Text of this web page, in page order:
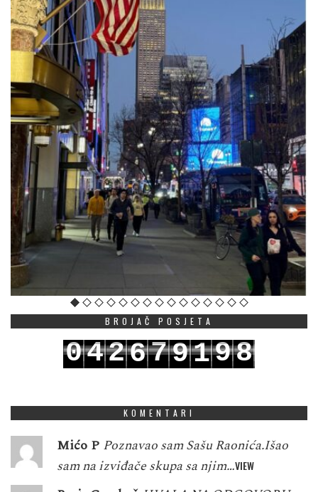
BROJAČ POSJETA
042679198
KOMENTARI
Mićo P Poznavao sam Sašu Raonića.Išao
sam na izviđače skupa sa njim…VIEW